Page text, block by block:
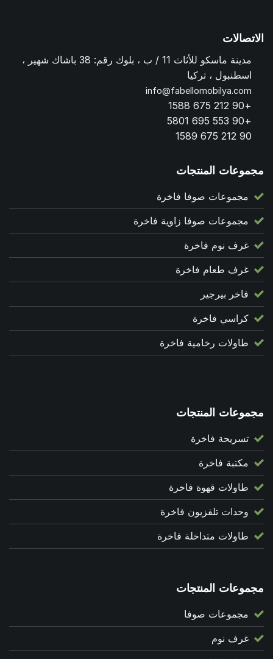
الاتصالات
مدينة ماسكو للأثاث 11 / ب ، بلوك رقم: 38 باشاك شهير ،
اسطنبول ، تركيا
info@fabellomobilya.com
+90 212 675 1588
+90 553 695 5801
90 212 675 1589
مجموعات المنتجات
مجموعات صوفا فاخرة
مجموعات صوفا زاوية فاخرة
غرف نوم فاخرة
غرف طعام فاخرة
فاخر بيرجير
كراسي فاخرة
طاولات رخامية فاخرة
مجموعات المنتجات
تسريحة فاخرة
مكتبة فاخرة
طاولات قهوة فاخرة
وحدات تلفزيون فاخرة
طاولات متداخلة فاخرة
مجموعات المنتجات
مجموعات صوفا
غرف نوم